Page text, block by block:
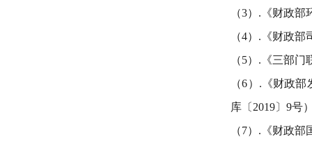
（3） . 《财政
（4） .《财政部
（5）. 《三部
（6） . 《财政
库〔 2019〕9号
（7） .《财政部